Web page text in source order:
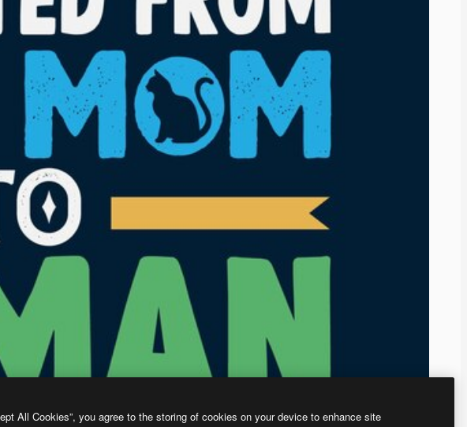
All Cookies”, you agree to the storing of cookies on your device to enhance site